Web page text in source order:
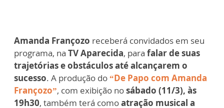
Amanda Françozo receberá convidados em seu
programa, na TV Aparecida, para falar de suas
trajetórias e obstáculos até alcançarem o
sucesso. A produção do“De Papo com Amanda
Françozo”, com exibição nosábado (11/3), às
19h30, também terá comoatração musical a